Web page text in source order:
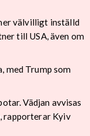
välvilligt inställd
till USA, även om
med Trump som
Vädjan avvisas
rapporterar Kyiv